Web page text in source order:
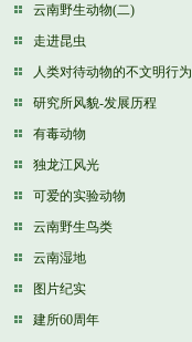
云南野生动物(二)
走进昆虫
人类对待动物的不文明行为
研究所风貌-发展历程
有毒动物
独龙江风光
可爱的实验动物
云南野生鸟类
云南湿地
图片纪实
建所60周年